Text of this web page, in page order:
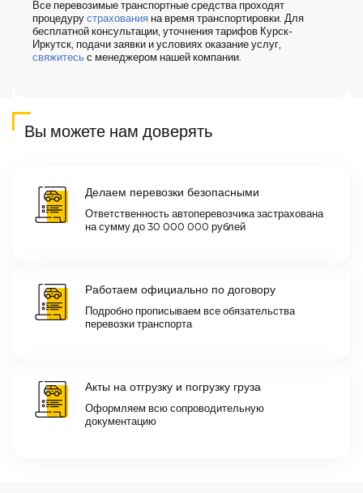
Все перевозимые транспортные средства проходят
процедуру страхования на время транспортировки. Для
бесплатной консультации, уточнения тарифов Курск-
Иркутск, подачи заявки и условиях оказание услуг,
свяжитесь с менеджером нашей компании.
Вы можете нам доверять
Делаем перевозки безопасными
Ответственность автоперевозчика застрахована
на сумму до 30 000 000 рублей
Работаем официально по договору
Подробно прописываем все обязательства
перевозки транспорта
Акты на отгрузку и погрузку груза
Оформляем всю сопроводительную
документацию